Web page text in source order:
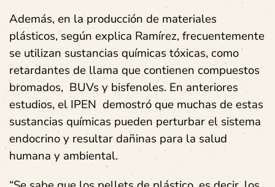
Además, en la producción de materiales
plásticos, según explica Ramírez, frecuentemente
se utilizan sustancias químicas tóxicas, como
retardantes de llama que contienen compuestos
bromados, BUVs y bisfenoles. En anteriores
estudios, el IPEN demostró que muchas de estas
sustancias químicas pueden perturbar el sistema
endocrino y resultar dañinas para la salud
humana y ambiental.